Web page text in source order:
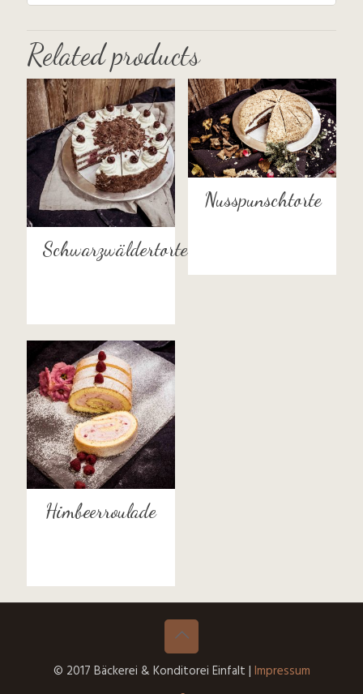
Related products
Schwarzwäldertorte
Nusspunschtorte
Himbeerroulade
© 2017 Bäckerei & Konditorei Einfalt | Impressum